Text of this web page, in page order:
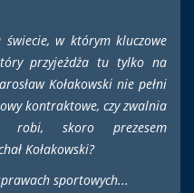
w którym kluczowe
przyjeżdża tu tylko na
Kołakowski nie pełni
kontraktowe, czy zwalnia
robi, skoro prezesem
Kołakowski?
sportowych...